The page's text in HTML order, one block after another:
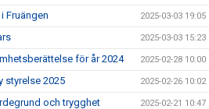
Fruängen 2025-03-03 19:05
2025-03-03 15:23
för år 2024 2025-02-28 10:00
styrelse 2025 2025-02-26 10:02
och trygghet 2025-02-21 10:47